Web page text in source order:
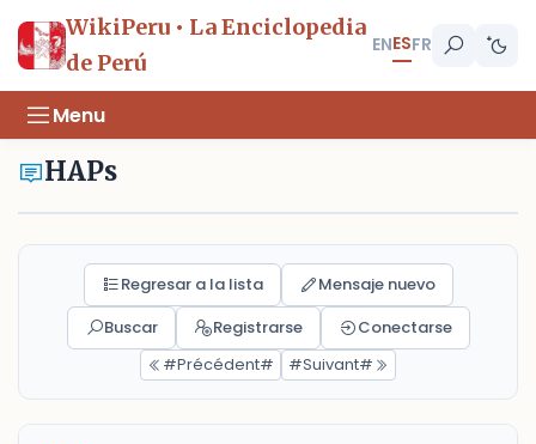
WikiPeru • La Enciclopedia
de Perú
ENESFR
Menu
HAPs
Regresar a la lista
Mensaje nuevo
Buscar
Registrarse
Conectarse
#Précédent#
#Suivant#